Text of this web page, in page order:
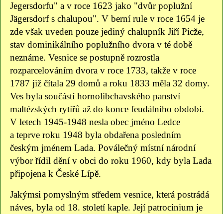
Jegersdorfu" a v roce 1623 jako "dvůr poplužní
Jägersdorf s chalupou". V berní rule v roce 1654 je
zde však uveden pouze jediný chalupník Jiří Picže,
stav dominikálního poplužního dvora v té době
neznáme. Vesnice se postupně rozrostla
rozparcelováním dvora v roce 1733, takže v roce
1787 již čítala 29 domů a roku 1833 měla 32 domy.
Ves byla součástí hornolibchavského panství
maltézských rytířů až do konce feudálního období.
V letech 1945-1948 nesla obec jméno Ledce
a teprve roku 1948 byla obdařena posledním
českým jménem Lada. Poválečný místní národní
výbor řídil dění v obci do roku 1960, kdy byla Lada
připojena k České Lípě.
Jakýmsi pomyslným středem vesnice, která postrádá
náves, byla od 18. století kaple. Její patrocinium je